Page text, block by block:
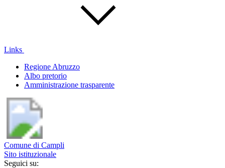
Links
Regione Abruzzo
Albo pretorio
Amministrazione trasparente
Comune di Campli
Sito istituzionale
Seguici su: